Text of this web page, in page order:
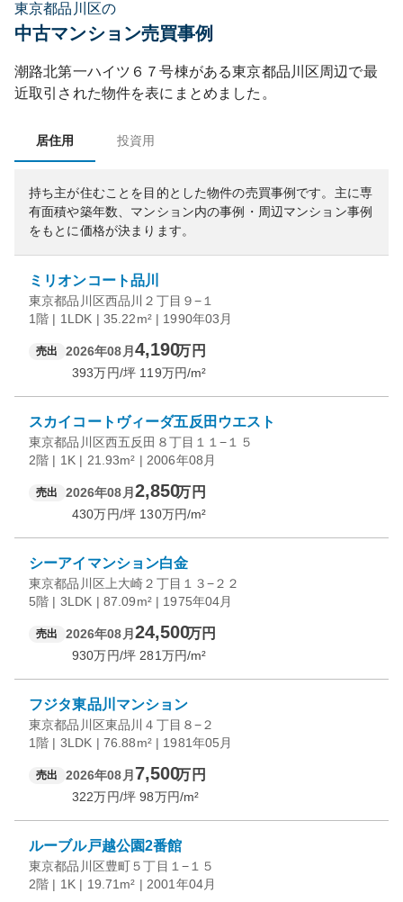
東京都品川区の
中古マンション売買事例
潮路北第一ハイツ６７号棟がある東京都品川区周辺で最
近取引された物件を表にまとめました。
居住用 投資用
持ち主が住むことを目的とした物件の売買事例です。 主に専
有面積や築年数、マンション内の事例・周辺マンション事例
をもとに価格が決まります。
ミリオンコート品川
東京都品川区西品川２丁目９−１
1階 | 1LDK | 35.22m² | 1990年03月
売出 2026年08月 4,190万円
393万円/坪 119万円/m²
スカイコートヴィーダ五反田ウエスト
東京都品川区西五反田８丁目１１−１５
2階 | 1K | 21.93m² | 2006年08月
売出 2026年08月 2,850万円
430万円/坪 130万円/m²
シーアイマンション白金
東京都品川区上大崎２丁目１３−２２
5階 | 3LDK | 87.09m² | 1975年04月
売出 2026年08月 24,500万円
930万円/坪 281万円/m²
フジタ東品川マンション
東京都品川区東品川４丁目８−２
1階 | 3LDK | 76.88m² | 1981年05月
売出 2026年08月 7,500万円
322万円/坪 98万円/m²
ルーブル戸越公園2番館
東京都品川区豊町５丁目１−１５
2階 | 1K | 19.71m² | 2001年04月